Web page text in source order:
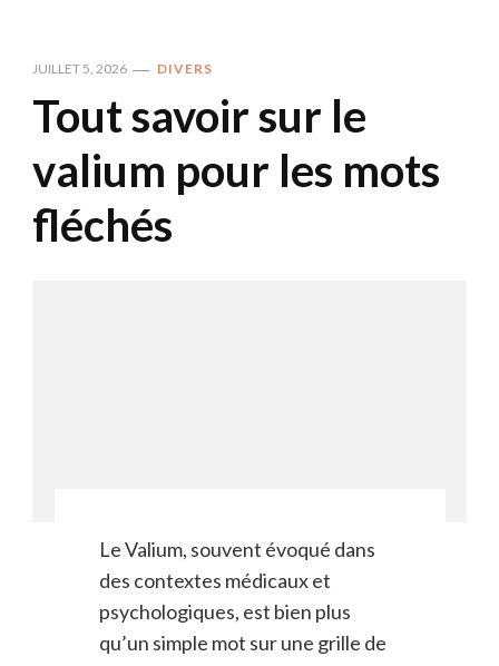
JUILLET 5, 2026 DIVERS
Tout savoir sur le
valium pour les mots
fléchés
Le Valium, souvent évoqué dans
des contextes médicaux et
psychologiques, est bien plus
qu’un simple mot sur une grille de